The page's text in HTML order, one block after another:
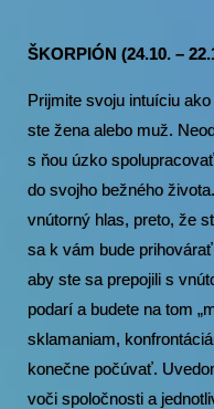
ŠKORPIÓN (24.10. –
Prijmite svoju intuíciu
ste žena alebo muž.
s ňou úzko
do svojho bežného
vnútorný hlas, preto, že
sa k vám bude
aby ste sa prepojili s
podarí a budete na tom
sklamaniam,
konečne počúvať.
voči spoločnosti a